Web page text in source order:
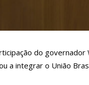
Constituição e Lei
do governador
a integrar o União